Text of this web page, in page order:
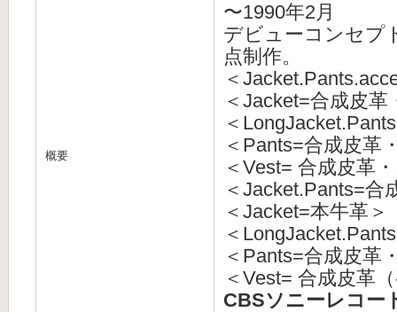
概要
〜1990年2月
デビューコンセプ
点制作。
＜
＜Jacket=合成皮
＜
＜Pants=合成皮革
＜Vest= 合成皮革
＜Jacket.Pants=合
＜Jacket=本牛革＞
＜
＜Pants=合成皮革
＜Vest= 合成皮革
CBSソニーレコー